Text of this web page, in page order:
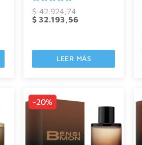
Valorado
con
0
$42.924,74
El
precio
$ 32.193,56
LEER MÁS
-20%